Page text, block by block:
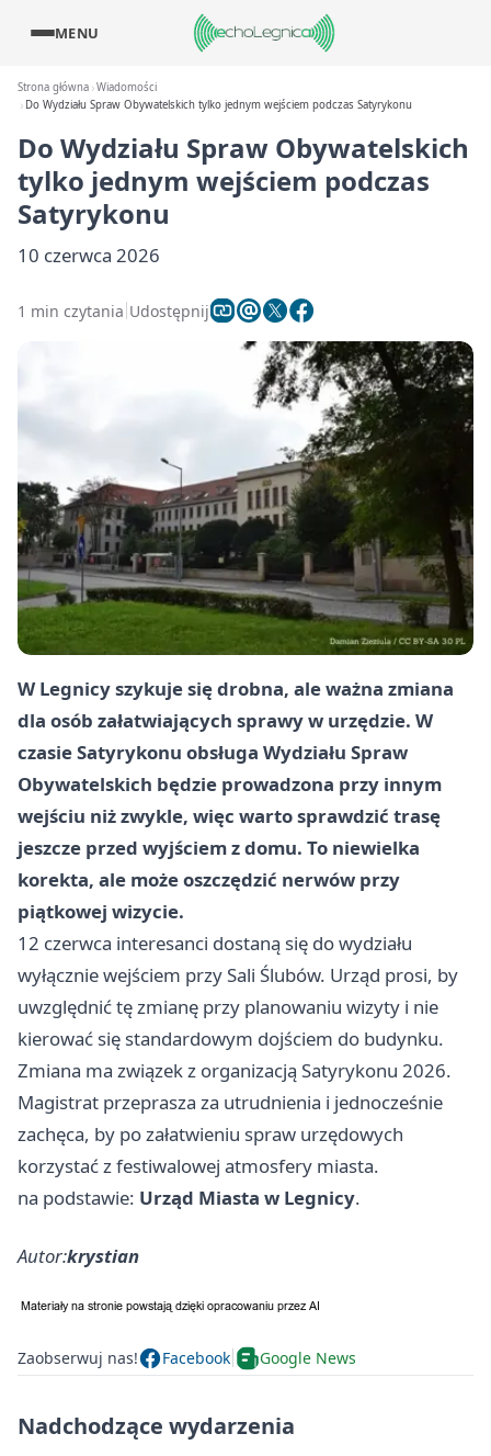
MENU
Strona główna Wiadomości
Do Wydziału Spraw Obywatelskich tylko jednym wejściem podczas Satyrykonu
Do Wydziału Spraw Obywatelskich
tylko jednym wejściem podczas
Satyrykonu
10 czerwca 2026
1 min czytania Udostępnij
W Legnicy szykuje się drobna, ale ważna zmiana
dla osób załatwiających sprawy w urzędzie. W
czasie Satyrykonu obsługa Wydziału Spraw
Obywatelskich będzie prowadzona przy innym
wejściu niż zwykle, więc warto sprawdzić trasę
jeszcze przed wyjściem z domu. To niewielka
korekta, ale może oszczędzić nerwów przy
piątkowej wizycie.
12 czerwca interesanci dostaną się do wydziału
wyłącznie wejściem przy Sali Ślubów. Urząd prosi, by
uwzględnić tę zmianę przy planowaniu wizyty i nie
kierować się standardowym dojściem do budynku.
Zmiana ma związek z organizacją Satyrykonu 2026.
Magistrat przeprasza za utrudnienia i jednocześnie
zachęca, by po załatwieniu spraw urzędowych
korzystać z festiwalowej atmosfery miasta.
na podstawie: Urząd Miasta w Legnicy.
Autor:krystian
Zaobserwuj nas! Facebook Google News
Nadchodzące wydarzenia